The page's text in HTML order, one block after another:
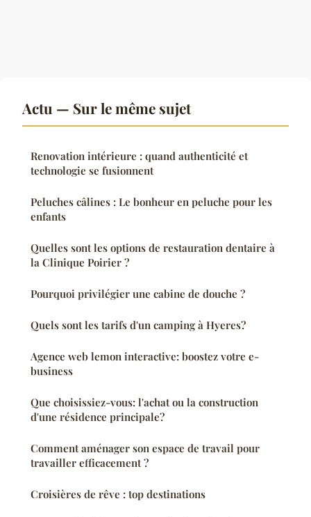
Actu — Sur le même sujet
Renovation intérieure : quand authenticité et
technologie se fusionnent
Peluches câlines : Le bonheur en peluche pour les
enfants
Quelles sont les options de restauration dentaire à
la Clinique Poirier ?
Pourquoi privilégier une cabine de douche ?
Quels sont les tarifs d'un camping à Hyeres?
Agence web lemon interactive: boostez votre e-
business
Que choisissiez-vous: l'achat ou la construction
d'une résidence principale?
Comment aménager son espace de travail pour
travailler efficacement ?
Croisières de rêve : top destinations